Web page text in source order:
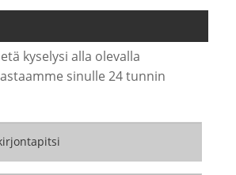
kyselysi alla olevalla
sinulle 24 tunnin